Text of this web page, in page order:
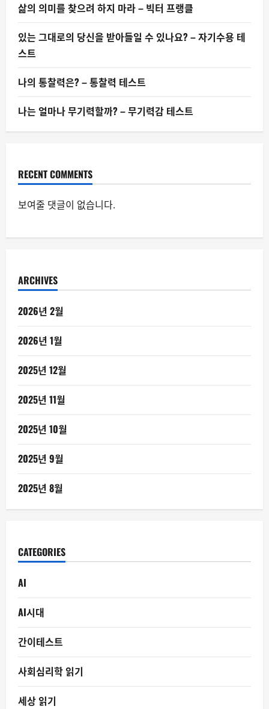
삶의 의미를 찾으려 하지 마라 – 빅터 프랭클
있는 그대로의 당신을 받아들일 수 있나요? – 자기수용 테
스트
나의 통찰력은? – 통찰력 테스트
나는 얼마나 무기력할까? – 무기력감 테스트
RECENT COMMENTS
보여줄 댓글이 없습니다.
ARCHIVES
2026년 2월
2026년 1월
2025년 12월
2025년 11월
2025년 10월
2025년 9월
2025년 8월
CATEGORIES
AI
AI시대
간이테스트
사회심리학 읽기
세상 읽기